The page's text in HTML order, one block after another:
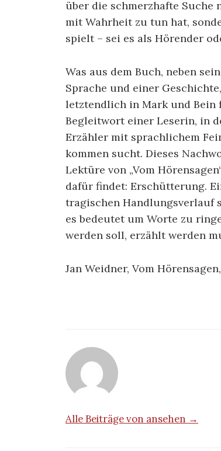
über die schmerzhafte
mit Wahrheit zu tun hat,
spielt – sei es als Hörender
Was aus dem Buch, neben
Sprache und einer
letztendlich in Mark und Bein
Begleitwort einer Leserin, in
Erzähler mit sprachlichem
kommen sucht. Dieses
Lektüre von „Vom
dafür findet: Erschütterung.
tragischen Handlungsverlauf
es bedeutet um Worte zu
werden soll, erzählt werden
Jan Weidner, Vom
Alle Beiträge von ansehen →